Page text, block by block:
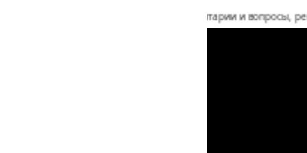
Оставляйте пожалуйста комментарии и вопросы,